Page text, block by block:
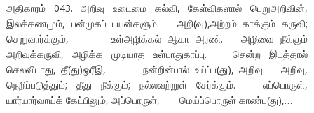
அதிகாரம் 043. அறிவு உடைமை கல்வி, கேள்விகளால் பெறுஅறிவின்,
இலக்கணமும், பன்முகப் பயன்களும். அறி(வு),அற்றம் காக்கும் கருவி;
செறுவார்க்கும், உள்அழிக்கல் ஆகா அரண். அழிவை நீக்கும்
அறிவுக்கருவி, அழிக்க முடியாத உள்பாதுகாப்பு. சென்ற இடத்தால்
செலவிடாது, தீ(து)ஒரீஇ, நன்றின்பால் உய்ப்ப(து), அறிவு. அறிவு,
நெறிப்படுத்தும்; தீது நீக்கும்; நல்லவற்றுள் சேர்க்கும். எப்பொருள்,
யார்யார்வாய்க் கேட்பினும், அப்பொருள், மெய்ப்பொருள் காண்ப(து),…